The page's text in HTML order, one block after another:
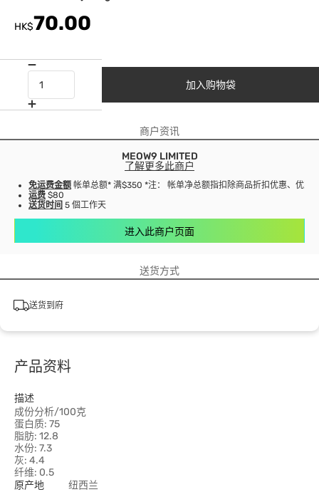
HK$70.00
加入购物袋
商户资讯
MEOW9 LIMITED
了解更多此商户
免运费金额 帐单总额* 满$350 *注： 帐单净总额指扣除商品折扣优惠、优惠
运费 $80
送货时间 5 個工作天
进入此商户页面
送货方式
送货到府
产品资料
描述
成份分析/100克
蛋白质: 75
脂肪: 12.8
水份: 7.3
灰: 4.4
纤维: 0.5
原产地
纽西兰